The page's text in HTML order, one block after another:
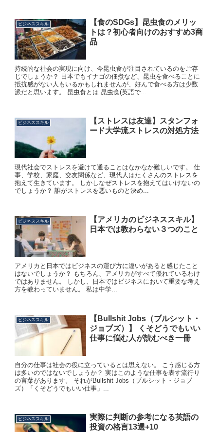
ビジネススキル
【食のSDGs】昆虫食のメリッ
トは？初心者向けのおすすめ3商
品
持続的な社会の実現に向け、今昆虫食が注目されているのをご存
じでしょうか？ 日本でもイナゴの佃煮など、昆虫を食べることに
抵抗感がない人もいるかもしれませんが、好んで食べる方は少数
派だと思います。 昆虫食とは 昆虫食(英語で...
ビジネススキル
【ストレスは友達】スタンフォ
ード大学流ストレスの対処方法
現代社会でストレスを避けて通ることはなかなか難しいです。 仕
事、学校、家庭、交友関係など、現代人はたくさんのストレスを
抱えて生きています。 しかしなぜストレスを抱えてはいけないの
でしょうか？ 誰がストレスを悪いものと決め...
ビジネススキル
【アメリカのビジネススキル】
日本では教わらない３つのこと
アメリカと日本ではビジネスの運び方に違いがあると感じたこと
はないでしょうか？ もちろん、アメリカがすべて優れているわけ
ではありません。 しかし、日本ではビジネスにおいて重要な考え
方を教わっていません。 私は中学...
ビジネススキル
【Bullshit Jobs（ブルシット・
ジョブズ）】 くそどうでもいい
仕事に悩む人が読むべき一冊
自分の仕事は社会の役に立っているとは思えない。 こう感じる方
は多いのではないでしょうか？ 実はこのような仕事を表す流行り
の言葉があります。 それがBullshit Jobs（ブルシット・ジョブ
ズ）「くそどうでもいい仕事」...
ビジネススキル
実際に判断の参考になる英語の
投資の格言13選+10